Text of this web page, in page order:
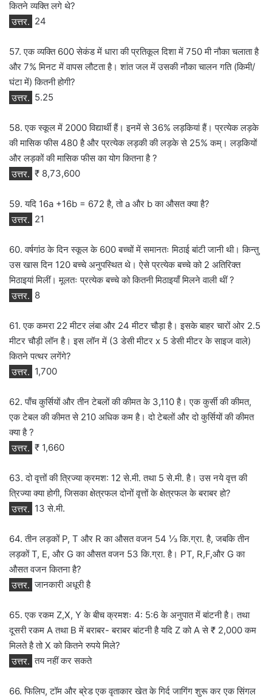
कितने व्यक्ति लगे थे?
उत्तर. 24
57. एक व्यक्ति 600 सेकंड में धारा की प्रतिकूल दिशा में 750 मी नौका चलाता है
और 7% मिनट में वापस लौटता है। शांत जल में उसकी नौका चालन गति (किमी/
घंटा में) कितनी होगी?
उत्तर. 5.25
58. एक स्कूल में 2000 विद्यार्थी हैं। इनमें से 36% लड़कियां हैं। प्रत्येक लड़के
की मासिक फीस 480 है और प्रत्येक लड़की की लड़के से 25% कम्। लड़कियों
और लड़कों की मासिक फीस का योग कितना है ?
उत्तर. ₹ 8,73,600
59. यदि 16a +16b = 672 है, तो a और b का औसत क्या है?
उत्तर. 21
60. वर्षगांठ के दिन स्कूल के 600 बच्चों में समानतः मिठाई बांटी जानी थी। किन्तु
उस खास दिन 120 बच्चे अनुपस्थित थे। ऐसे प्रत्येक बच्चे को 2 अतिरिक्त
मिठाइयां मिलीं। मूलतः प्रत्येक बच्चे को कितनी मिठाइयाँ मिलने वाली थीं ?
उत्तर. 8
61. एक कमरा 22 मीटर लंबा और 24 मीटर चौड़ा है। इसके बाहर चारों ओर 2.5
मीटर चौड़ी लॉन है। इस लॉन में (3 डेसी मीटर x 5 डेसी मीटर के साइज वाले)
कितने पत्थर लगेंगे?
उत्तर. 1,700
62. पाँच कुर्सियों और तीन टेबलों की कीमत के 3,110 है। एक कुर्सी की कीमत,
एक टेबल की कीमत से 210 अधिक कम है। दो टेबलों और दो कुर्सियों की कीमत
क्या है ?
उत्तर. ₹ 1,660
63. दो वृत्तों की त्रिज्या क्रमश: 12 से.मी. तथा 5 से.मी. है। उस नये वृत्त की
त्रिज्या क्या होगी, जिसका क्षेत्रफल दोनों वृत्तों के क्षेत्रफल के बराबर हो?
उत्तर. 13 से.मी.
64. तीन लड़कों P, T और R का औसत वजन 54 ⅓ कि.ग्रा. है, जबकि तीन
लड़कों T, E, और G का औसत वजन 53 कि.ग्रा. है। PT, R,F,और G का
औसत वजन कितना है?
उत्तर. जानकारी अधूरी है
65. एक रकम Z,X, Y के बीच क्रमशः 4: 5:6 के अनुपात में बांटनी है। तथा
दूसरी रकम A तथा B में बराबर- बराबर बांटनी है यदि Z को A से ₹ 2,000 कम
मिलते है तो X को कितने रुपये मिले?
उत्तर. तय नहीं कर सकते
66. फिलिप, टॉम और ब्रेड एक वृताकार खेत के गिर्द जागिंग शुरू कर एक सिंगल